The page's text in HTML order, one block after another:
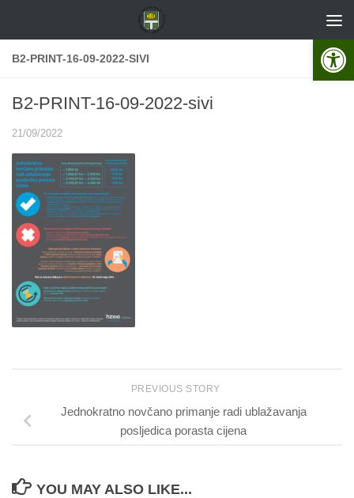
B2-PRINT-16-09-2022-SIVI
B2-PRINT-16-09-2022-sivi
21/09/2022
PREVIOUS STORY
Jednokratno novčano primanje radi ublažavanja
posljedica porasta cijena
YOU MAY ALSO LIKE...